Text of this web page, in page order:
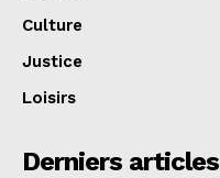
Culture
Justice
Loisirs
Derniers articles